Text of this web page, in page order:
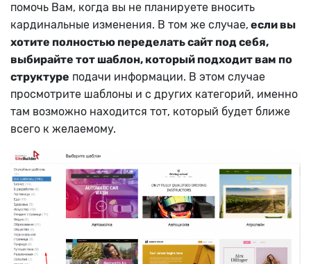
помочь Вам, когда вы не планируете вносить
кардинальные изменения. В том же случае, если вы
хотите полностью переделать сайт под себя,
выбирайте тот шаблон, который подходит вам по
структуре подачи информации. В этом случае
просмотрите шаблоны и с других категорий, именно
там возможно находится тот, который будет ближе
всего к желаемому.